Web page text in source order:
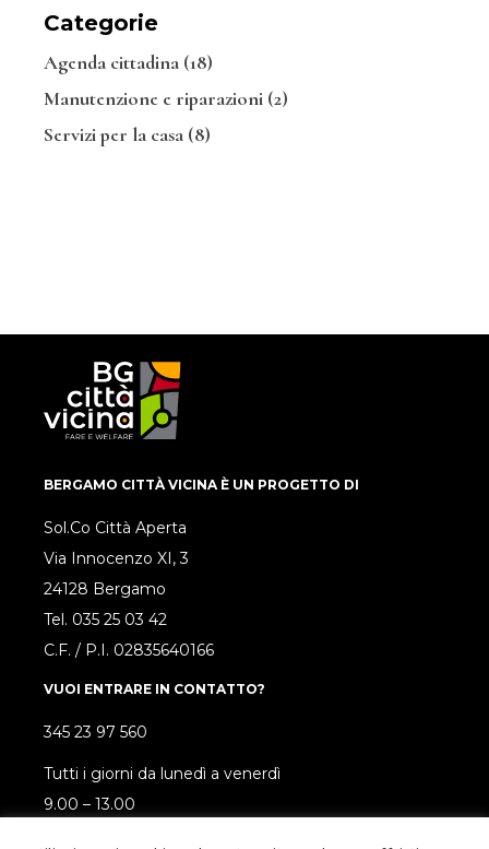
Categorie
Agenda cittadina (18)
Manutenzione e riparazioni (2)
Servizi per la casa (8)
BERGAMO CITTÀ VICINA È UN PROGETTO DI
Sol.Co Città Aperta
Via Innocenzo XI, 3
24128 Bergamo
Tel. 035 25 03 42
C.F. / P.I. 02835640166
VUOI ENTRARE IN CONTATTO?
345 23 97 560
Tutti i giorni da lunedì a venerdì
9.00 – 13.00